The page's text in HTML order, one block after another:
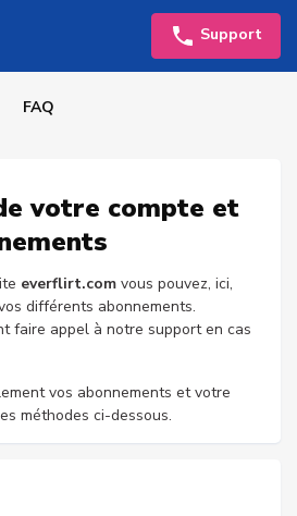
Support
FAQ
votre compte et
everflirt.com vous pouvez, ici,
différents abonnements.
faire appel à notre support en cas
vos abonnements et votre
méthodes ci-dessous.